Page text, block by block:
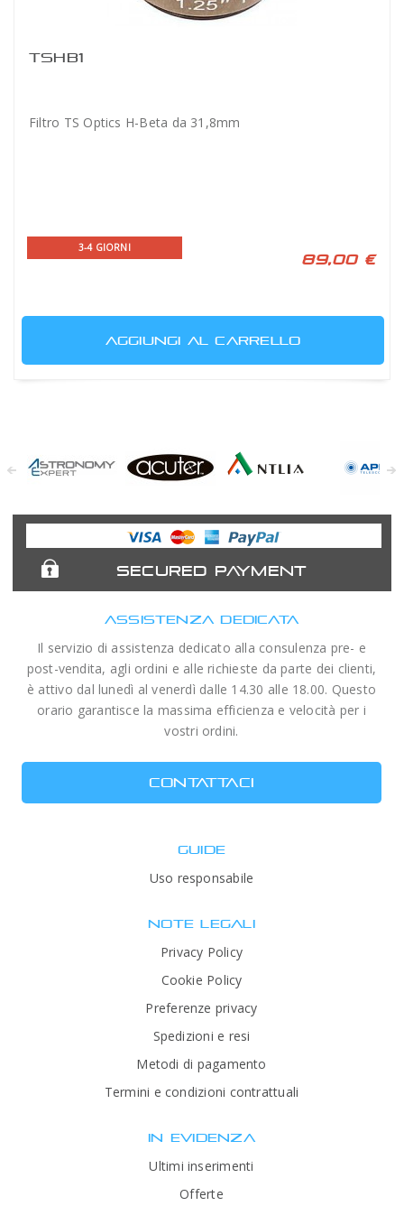
TSHB1
Filtro TS Optics H-Beta da 31,8mm
3-4 GIORNI
89,00 €
AGGIUNGI AL CARRELLO
Expert
Telescopes
SECURED PAYMENT
ASSISTENZA DEDICATA
Il servizio di assistenza dedicato alla consulenza pre- e
post-vendita, agli ordini e alle richieste da parte dei clienti,
è attivo dal lunedì al venerdì dalle 14.30 alle 18.00. Questo
orario garantisce la massima efficienza e velocità per i
vostri ordini.
CONTATTACI
GUIDE
Uso responsabile
NOTE LEGALI
Privacy Policy
Cookie Policy
Preferenze privacy
Spedizioni e resi
Metodi di pagamento
Termini e condizioni contrattuali
IN EVIDENZA
Ultimi inserimenti
Offerte